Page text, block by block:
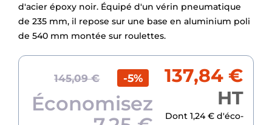
d'acier époxy noir. Équipé d'un vérin pneumatique
de 235 mm, il repose sur une base en aluminium poli
de 540 mm montée sur roulettes.
145,09 € -5%
Économisez
137,84 €
HT
Dont 1,24 € d'éco-